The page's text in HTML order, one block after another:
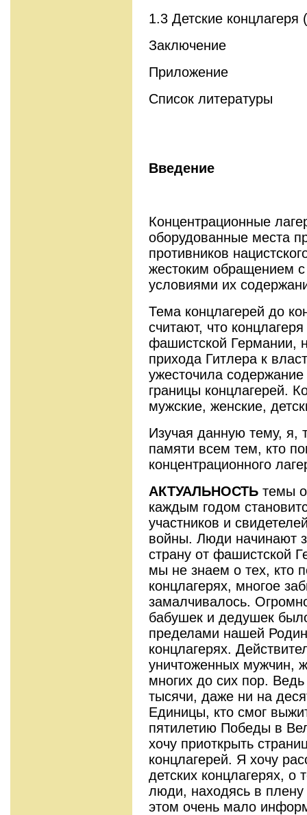
1.3 Детские концлагеря
Заключение
Приложение
Список литературы
Введение
Концентрационные
оборудованные места
противников
жестоким обращением с
условиями их
Тема концлагерей до
считают, что
фашистской Германии,
прихода Гитлера к
ужесточила
границы концлагерей.
мужские, женские,
Изучая данную тему, я,
памяти всем тем, кто
концентрационного
АКТУАЛЬНОСТЬ темы
каждым годом
участников и
войны. Люди начинают
страну от фашистской
мы не знаем о тех, кто
концлагерях, многое
замалчивалось.
бабушек и дедушек
пределами нашей
концлагерях.
уничтоженных мужчин,
многих до сих пор.
тысячи, даже ни на
Единицы, кто смог
пятилетию Победы в
хочу приоткрыть
концлагерей. Я хочу
детских концлагерях, о
люди, находясь в
этом очень мало